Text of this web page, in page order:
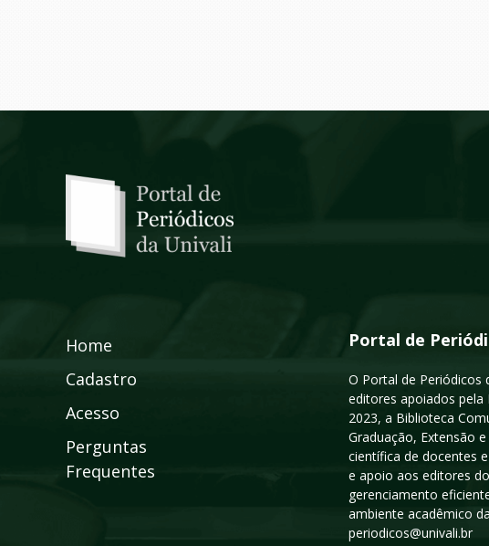
Home
Cadastro
Acesso
Perguntas
Frequentes
Portal de
O Portal de Periódicos
editores apoiados pela
2023, a Biblioteca
Graduação, Extensão
científica de docentes
e apoio aos editores
gerenciamento
ambiente acadêmico
periodicos@univali.br